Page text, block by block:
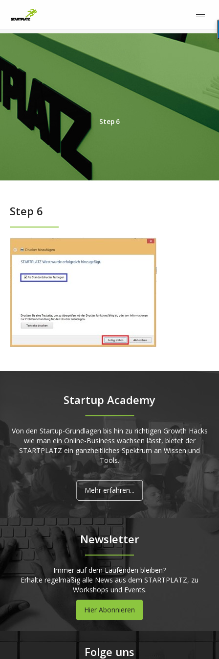
Step 6
Step 6
Startup Academy
Von den Startup-Grundlagen bis hin zu richtigen Growth Hacks
wie man ein Online-Business wachsen lässt, bietet der
STARTPLATZ ein ganzheitliches Spektrum an Wissen und
Tools.
Mehr erfahren...
Newsletter
Immer auf dem Laufenden bleiben?
Erhalte regelmäßig alle News aus dem STARTPLATZ, zu
Workshops und Events.
Hier Abonnieren
Folge uns